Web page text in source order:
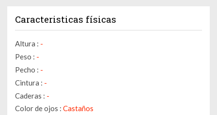
Caracteristicas físicas
Altura : -
Peso : -
Pecho : -
Cintura : -
Caderas : -
Color de ojos : Castaños